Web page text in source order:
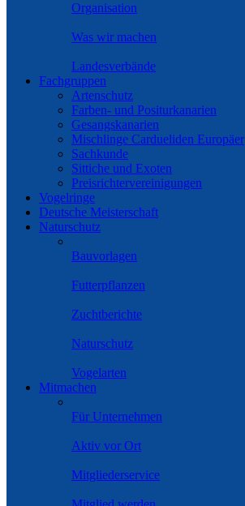
Organisation
Was wir machen
Landesverbände
Fachgruppen
Artenschutz
Farben- und Positurkanarien
Gesangskanarien
Mischlinge Cardueliden Europäer
Sachkunde
Sittiche und Exoten
Preisrichtervereinigungen
Vogelringe
Deutsche Meisterschaft
Naturschutz
Bauvorlagen
Futterpflanzen
Zuchtberichte
Naturschutz
Vogelarten
Mitmachen
Für Unternehmen
Aktiv vor Ort
Mitgliederservice